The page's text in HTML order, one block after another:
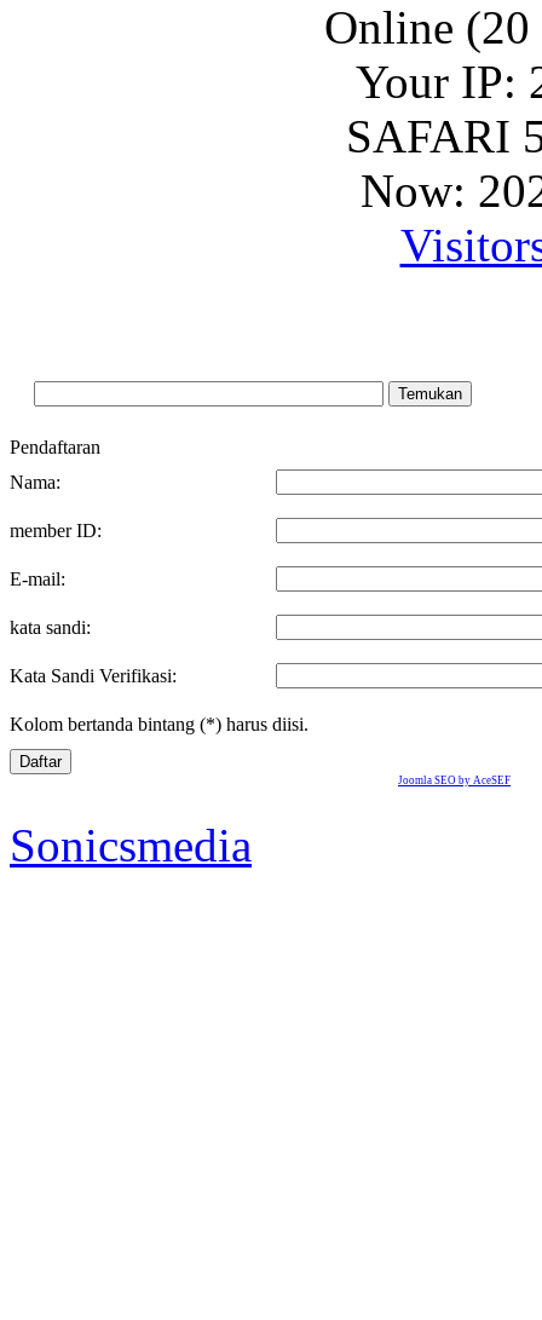
Online (20
Your IP:
SAFARI
Now:
Pendaftaran
Nama:
member ID:
E-mail:
kata sandi:
Kata Sandi Verifikasi:
Kolom bertanda bintang (*) harus diisi.
Daftar
Joomla SEO by AceSEF
Sonicsmedia